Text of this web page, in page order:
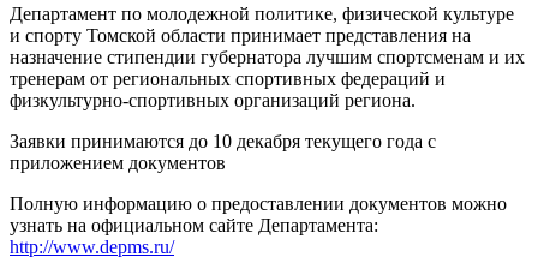
Департамент по молодежной политике, физической культуре
и спорту Томской области принимает представления на
назначение стипендии губернатора лучшим спортсменам и их
тренерам от региональных спортивных федераций и
физкультурно-спортивных организаций региона.
Заявки принимаются до 10 декабря текущего года с
приложением документов
Полную информацию о предоставлении документов можно
узнать на официальном сайте Департамента:
http://www.depms.ru/